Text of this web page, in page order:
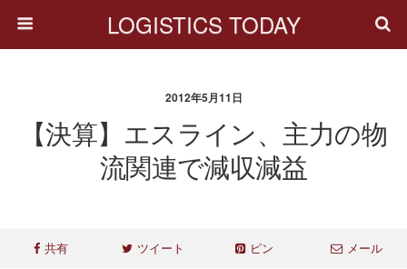
LOGISTICS TODAY
2012年5月11日
【決算】エスライン、主力の物
流関連で減収減益
共有 ツイート ピン メール